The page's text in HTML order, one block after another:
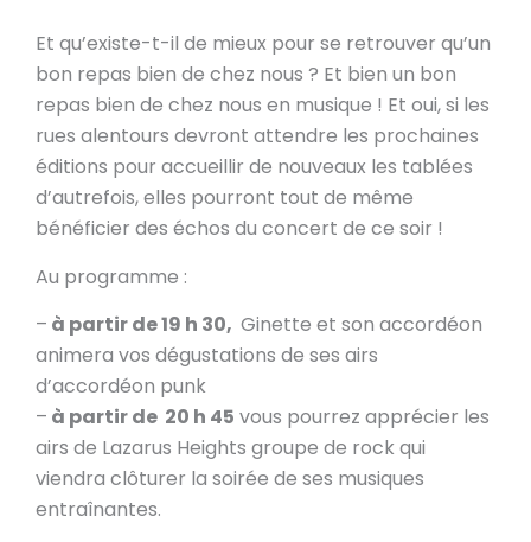
Et qu’existe-t-il de mieux pour se retrouver qu’un
bon repas bien de chez nous ? Et bien un bon
repas bien de chez nous en musique ! Et oui, si les
rues alentours devront attendre les prochaines
éditions pour accueillir de nouveaux les tablées
d’autrefois, elles pourront tout de même
bénéficier des échos du concert de ce soir !
Au programme :
– à partir de 19 h 30, Ginette et son accordéon
animera vos dégustations de ses airs
d’accordéon punk
– à partir de 20 h 45 vous pourrez apprécier les
airs de Lazarus Heights groupe de rock qui
viendra clôturer la soirée de ses musiques
entraînantes.